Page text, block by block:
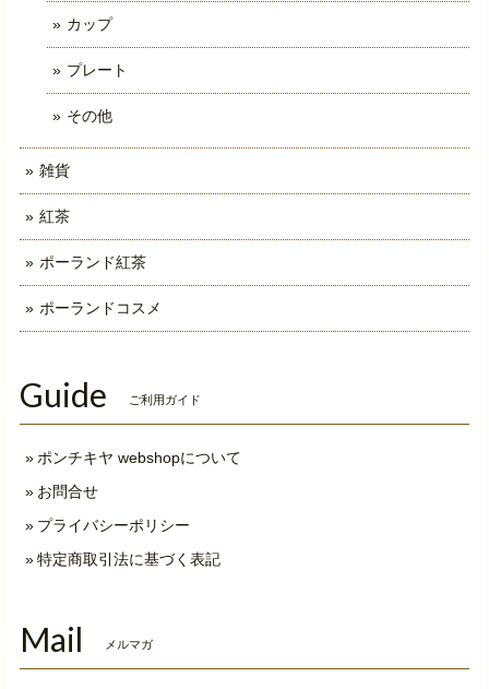
カップ
プレート
その他
雑貨
紅茶
ポーランド紅茶
ポーランドコスメ
Guide ご利用ガイド
ポンチキヤ webshopについて
お問合せ
プライバシーポリシー
特定商取引法に基づく表記
Mail メルマガ